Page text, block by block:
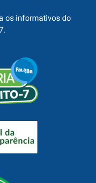
os informativos do